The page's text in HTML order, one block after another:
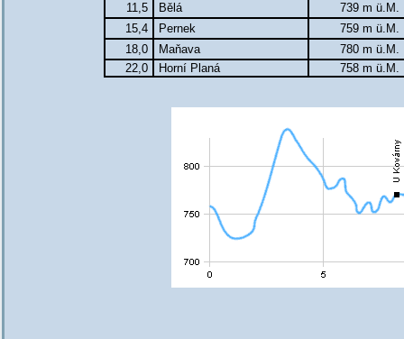
11,5
Bělá
739 m ü.M.
15,4
Pernek
759 m ü.M.
18,0
Maňava
780 m ü.M.
22,0
Horní Planá 758 m ü.M.